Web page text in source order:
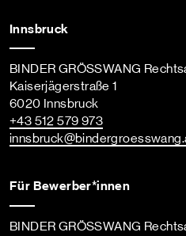
Innsbruck
BINDER GRÖSSWANG
Kaiserjägerstraße 1
6020 Innsbruck
+43 512 579 973
innsbruck@bindergroesswang
Für Bewerber*innen
BINDER GRÖSSWANG